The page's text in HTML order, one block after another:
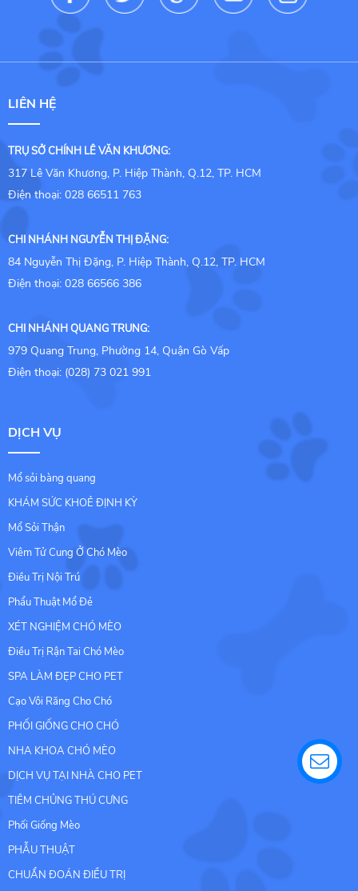
LIÊN HỆ
TRỤ SỞ CHÍNH LÊ VĂN KHƯƠNG:
317 Lê Văn Khương, P. Hiệp Thành, Q.12, TP. HCM
Điện thoại: 028 66511 763
CHI NHÁNH NGUYỄN THỊ ĐẶNG:
84 Nguyễn Thị Đặng, P. Hiệp Thành, Q.12, TP. HCM
Điện thoại: 028 66566 386
CHI NHÁNH QUANG TRUNG:
979 Quang Trung, Phường 14, Quận Gò Vấp
Điện thoại: (028) 73 021 991
DỊCH VỤ
Mổ sỏi bàng quang
KHÁM SỨC KHOẺ ĐỊNH KỲ
Mổ Sỏi Thận
Viêm Tử Cung Ở Chó Mèo
Điều Trị Nội Trú
Phẩu Thuật Mổ Đẻ
XÉT NGHIỆM CHÓ MÈO
Điều Trị Rận Tai Chó Mèo
SPA LÀM ĐẸP CHO PET
Cạo Vôi Răng Cho Chó
PHỐI GIỐNG CHO CHÓ
NHA KHOA CHÓ MÈO
DỊCH VỤ TẠI NHÀ CHO PET
TIÊM CHỦNG THÚ CƯNG
Phối Giống Mèo
PHẪU THUẬT
CHUẨN ĐOÁN ĐIỀU TRỊ